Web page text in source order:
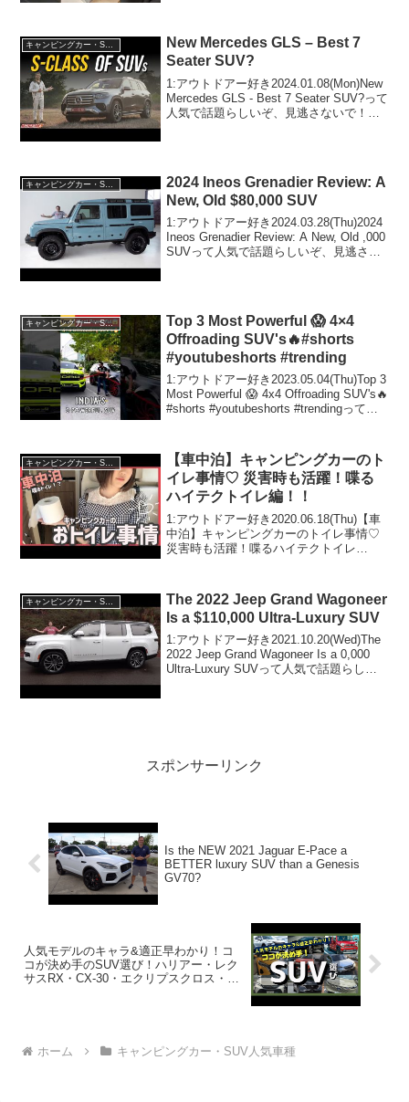
気で話題ら...
キャンピングカー・SUV人気車種
New Mercedes GLS – Best 7
Seater SUV?
1:アウトドアー好き2024.01.08(Mon)New
Mercedes GLS - Best 7 Seater SUV?って
人気で話題らしいぞ、見逃さないで！！
2024 Ineos Grenadier Review: A
New, Old $80,000 SUV
1:アウトドアー好き2024.03.28(Thu)2024
Ineos Grenadier Review: A New, Old ,000
SUVって人気で話題らしいぞ、見逃さな
キャンピングカー・SUV人気車種
Top 3 Most Powerful 😱 4×4
Offroading SUV's🔥#shorts
#youtubeshorts #trending
1:アウトドアー好き2023.05.04(Thu)Top 3
Most Powerful 😱 4x4 Offroading SUV's🔥
#shorts #youtubeshorts #trendingって人
【車中泊】キャンピングカーのト
イレ事情♡ 災害時も活躍！喋る
ハイテクトイレ編！！
1:アウトドアー好き2020.06.18(Thu)【車
中泊】キャンピングカーのトイレ事情♡
災害時も活躍！喋るハイテクトイレ
2020.06.18(Thu)この動画は注目です！...
キャンピングカー・SUV人気車種
The 2022 Jeep Grand Wagoneer
Is a $110,000 Ultra-Luxury SUV
1:アウトドアー好き2021.10.20(Wed)The
2022 Jeep Grand Wagoneer Is a 0,000
Ultra-Luxury SUVって人気で話題らしい
スポンサーリンク
Is the NEW 2021 Jaguar E-Pace a
BETTER luxury SUV than a Genesis
GV70?
人気モデルのキャラ&適正早わかり！コ
コが決め手のSUV選び！ハリアー・レク
サスRX・CX-30・エクリプスクロス・
ホーム キャンピングカー・SUV人気車種